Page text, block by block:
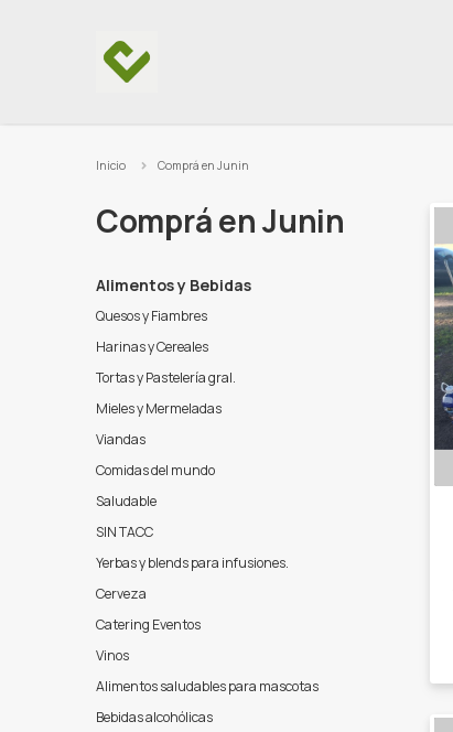
Inicio Comprá en Junin
Comprá en Junin
Alimentos y Bebidas
Quesos y Fiambres
Harinas y Cereales
Tortas y Pastelería gral.
Mieles y Mermeladas
Viandas
Comidas del mundo
Saludable
SIN TACC
Yerbas y blends para infusiones.
Cerveza
Catering Eventos
Vinos
Alimentos saludables para mascotas
Bebidas alcohólicas